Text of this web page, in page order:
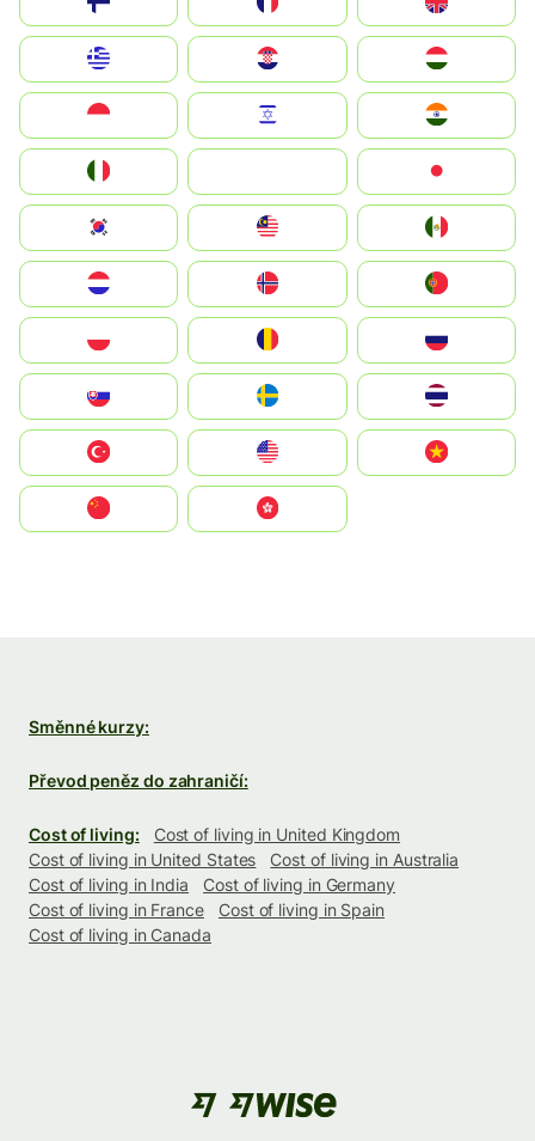
Magyarország
South Korea
United States
中國香港特別行政區
Směnné kurzy:
Převod peněz do zahraničí:
Cost of living:
Cost of living in United Kingdom
Cost of living in United States
Cost of living in Australia
Cost of living in India
Cost of living in Germany
Cost of living in France
Cost of living in Spain
Cost of living in Canada